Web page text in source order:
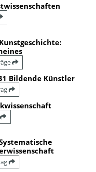
Bildende Künstler